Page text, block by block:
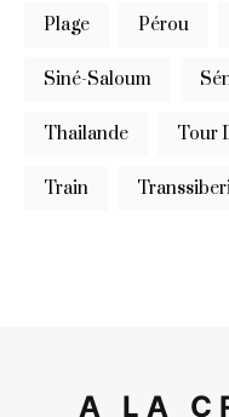
Plage Pérou
Siné-Saloum
Thailande
Train
A LA